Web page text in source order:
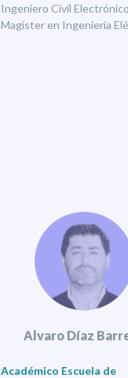
Ingeniero Civil
Magíster en Ingeniería
Alvaro Díaz
Académico Escuela de